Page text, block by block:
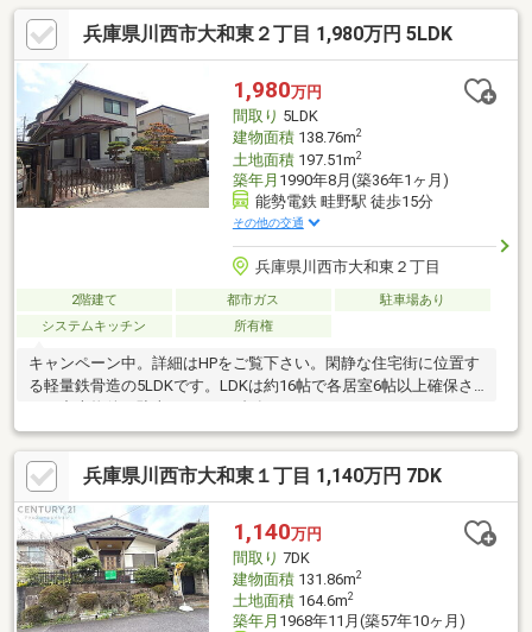
兵庫県川西市大和東２丁目 1,980万円 5LDK
1,980万円
間取り 5LDK
建物面積138.76m2
土地面積197.51m2
築年月 1990年8月(築36年1ヶ月)
能勢電鉄 畦野駅 徒歩15分
その他の交通
兵庫県川西市大和東２丁目
2階建て 都市ガス
駐車場あり
システムキッチン
所有権
キャンペーン中。詳細はHPをご覧下さい。閑静な住宅街に位置す
る軽量鉄骨造の5LDKです。LDKは約16帖で各居室6帖以上確保さ
兵庫県川西市大和東１丁目 1,140万円 7DK
1,140万円
間取り 7DK
建物面積131.86m2
土地面積164.6m2
築年月 1968年11月(築57年10ヶ月)